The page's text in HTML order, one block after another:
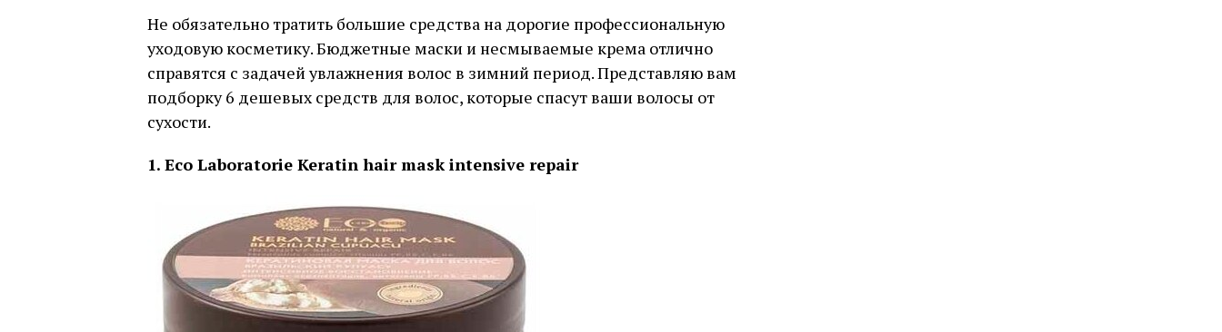
Не обязательно тратить большие средства на дорогие профессиональную
уходовую косметику. Бюджетные маски и несмываемые крема отлично
справятся с задачей увлажнения волос в зимний период. Представляю вам
подборку 6 дешевых средств для волос, которые спасут ваши волосы от
сухости.
1. Eco Laboratorie Keratin hair mask intensive repair